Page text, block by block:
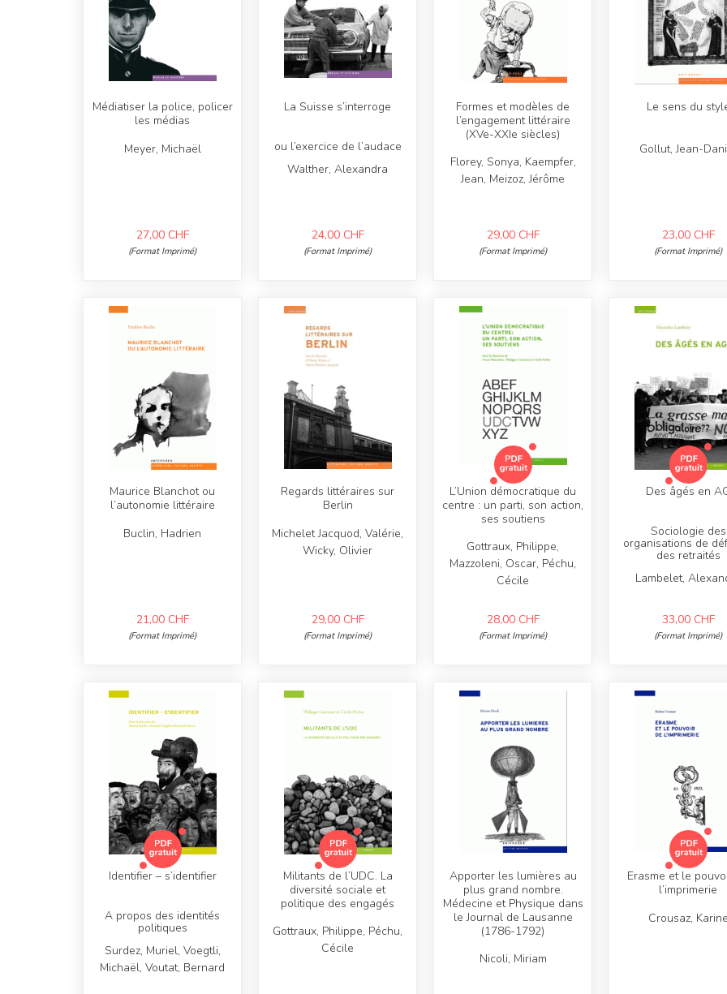
Médiatiser la police, policer
les médias
Meyer, Michaël
27,00 CHF
(Format Imprimé)
La Suisse s’interroge
ou l’exercice de l’audace
Walther, Alexandra
24,00 CHF
(Format Imprimé)
Formes et modèles de
l’engagement littéraire
(XVe-XXIe siècles)
Florey, Sonya, Kaempfer,
Jean, Meizoz, Jérôme
29,00 CHF
(Format Imprimé)
Le sens du
Gollut, Jean-
23,00 CHF
(Format Imprimé)
Maurice Blanchot ou
l’autonomie littéraire
Buclin, Hadrien
21,00 CHF
(Format Imprimé)
Regards littéraires sur
Berlin
Michelet Jacquod, Valérie,
Wicky, Olivier
29,00 CHF
(Format Imprimé)
L’Union démocratique du
centre : un parti, son action,
ses soutiens
Gottraux, Philippe,
Mazzoleni, Oscar, Péchu,
Cécile
28,00 CHF
(Format Imprimé)
Des âgés en
Sociologie des
organisations de
des retraités
Lambelet,
33,00 CHF
(Format Imprimé)
Identifier – s’identifier
A propos des identités
politiques
Surdez, Muriel, Voegtli,
Michaël, Voutat, Bernard
Militants de l’UDC. La
diversité sociale et
politique des engagés
Gottraux, Philippe, Péchu,
Cécile
Apporter les lumières au
plus grand nombre.
Médecine et Physique dans
le Journal de Lausanne
(1786-1792)
Nicoli, Miriam
Erasme et le
l’imprimerie
Crousaz,